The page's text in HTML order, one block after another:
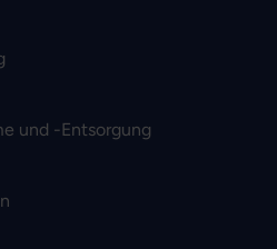
und -Entsorgung